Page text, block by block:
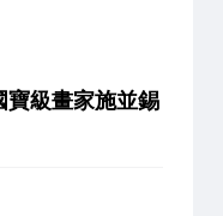
寶級畫家施並錫